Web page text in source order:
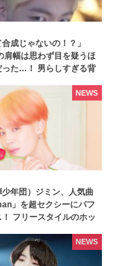
合成じゃないの！？」
肩幅は思わず目を疑うほ
った…！ 男らしすぎる背
少年団）ジミン、人気曲
」を超セクシーにパフ
！ フリースタイルのホッ
NEWS
NEWS